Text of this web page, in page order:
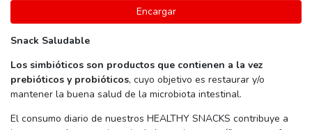
Encargar
Snack Saludable
Los simbióticos son productos que contienen a la vez
prebióticos y probióticos, cuyo objetivo es restaurar y/o
mantener la buena salud de la microbiota intestinal.
El consumo diario de nuestros HEALTHY SNACKS contribuye a